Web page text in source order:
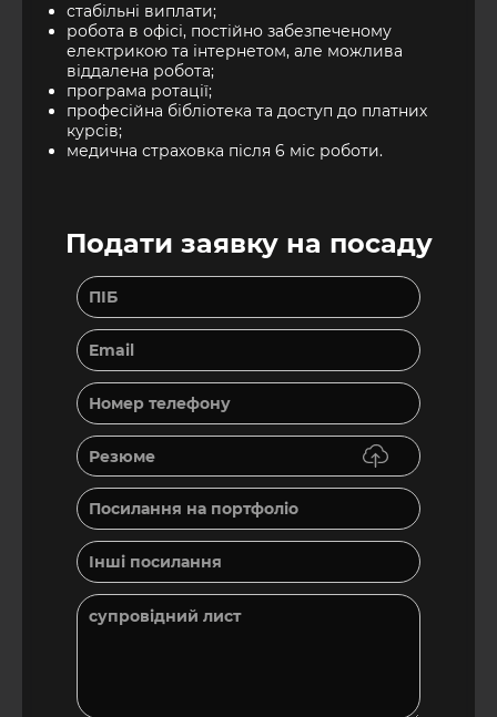
стабільні виплати;
робота в офісі, постійно забезпеченому
електрикою та інтернетом, але можлива
віддалена робота;
програма ротації;
професійна бібліотека та доступ до платних
курсів;
медична страховка після 6 міс роботи.
Подати заявку на посаду
Резюме